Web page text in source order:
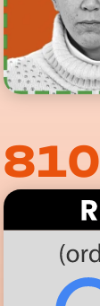
810